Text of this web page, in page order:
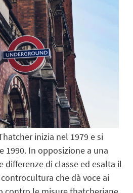
inizia nel 1979 e si
1990. In opposizione a una
differenze di classe ed esalta il
che dà voce ai